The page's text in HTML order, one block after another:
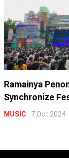
Ramainya
Synchronize
MUSIC 7 Oct 2024